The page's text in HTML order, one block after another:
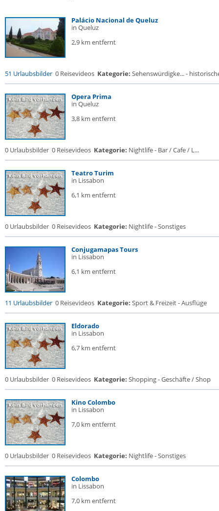
Palácio Nacional de Queluz
in Queluz
2,9 km entfernt
51 Urlaubsbilder 0 Reisevideos Kategorie: Sehenswürdigke... -
Opera Prima
in Queluz
3,8 km entfernt
0 Urlaubsbilder 0 Reisevideos Kategorie: Nightlife - Bar / Cafe / L...
Teatro Turim
in Lissabon
6,1 km entfernt
0 Urlaubsbilder 0 Reisevideos Kategorie: Nightlife - Sonstiges
Conjugamapas Tours
in Lissabon
6,1 km entfernt
11 Urlaubsbilder 0 Reisevideos Kategorie: Sport & Freizeit - Ausflüge
Eldorado
in Lissabon
6,7 km entfernt
0 Urlaubsbilder 0 Reisevideos Kategorie: Shopping - Geschäfte / Shop
Kino Colombo
in Lissabon
7,0 km entfernt
0 Urlaubsbilder 0 Reisevideos Kategorie: Nightlife - Sonstiges
Colombo
in Lissabon
7,0 km entfernt